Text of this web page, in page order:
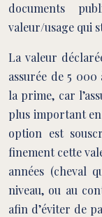
documents
valeur/usage qui
La valeur
assurée de 5
la prime, car
plus important
option est
finement cette
années (cheval
niveau, ou au
afin d’éviter de